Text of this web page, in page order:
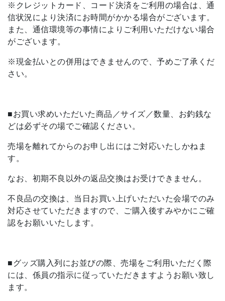
※クレジットカード、コード決済をご利用の場合は、通
信状況により決済にお時間がかかる場合がございます。
また、通信環境等の事情によりご利用いただけない場合
がございます。
※現金払いとの併用はできませんので、予めご了承くだ
さい。
■お買い求めいただいた商品／サイズ／数量、お釣銭な
どは必ずその場でご確認ください。
売場を離れてからのお申し出にはご対応いたしかねま
す。
なお、初期不良以外の返品交換はお受けできません。
不良品の交換は、当日お買い上げいただいた会場でのみ
対応させていただきますので、ご購入後すみやかにご確
認をお願いいたします。
■グッズ購入列にお並びの際、売場をご利用いただく際
には、係員の指示に従っていただきますようお願い致し
ます。